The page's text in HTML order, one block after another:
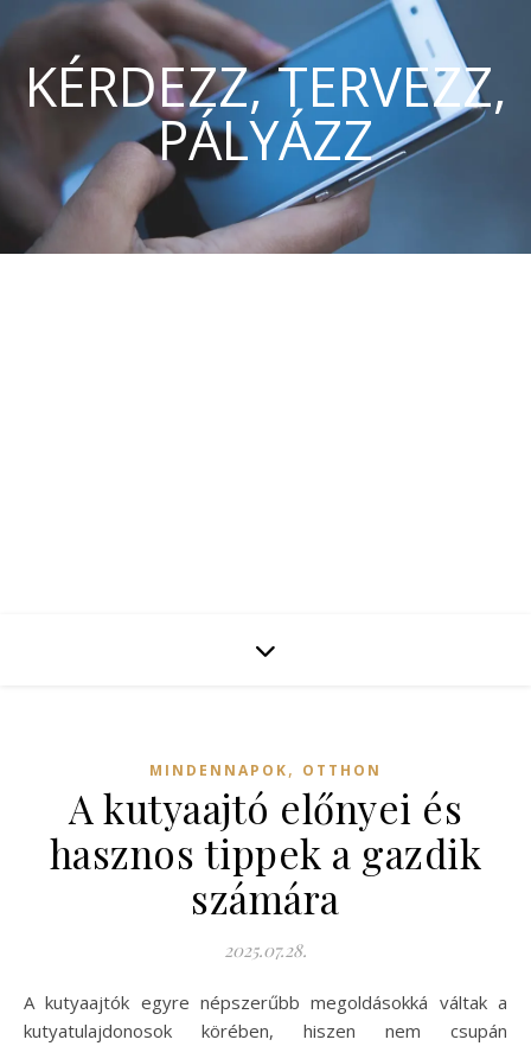
KÉRDEZZ, TERVEZZ,
PÁLYÁZZ
MINDENNAPOK, OTTHON
A kutyaajtó előnyei és
hasznos tippek a gazdik
számára
2025.07.28.
A kutyaajtók egyre népszerűbb megoldásokká váltak a
kutyatulajdonosok körében, hiszen nem csupán